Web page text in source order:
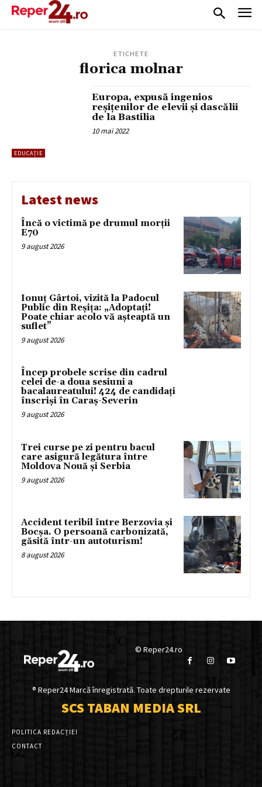
ETICHETE
florica molnar
EDUCAȚIE
Europa, expusă ingenios
reșițenilor de elevii și dascălii
de la Bastilia
10 mai 2022
Latest news
Încă o victimă pe drumul morții
E70
9 august 2026
Ionuț Gârtoi, vizită la Padocul
Public din Reșița: „Adoptați!
Poate chiar acolo vă așteaptă un
suflet”
9 august 2026
Încep probele scrise din cadrul
celei de-a doua sesiuni a
bacalaureatului! 424 de candidați
înscriși în Caraș-Severin
9 august 2026
Trei curse pe zi pentru bacul
care asigură legătura între
Moldova Nouă și Serbia
9 august 2026
Accident teribil între Berzovia și
Bocșa. O persoană carbonizată,
găsită într-un autoturism!
8 august 2026
© Reper24.ro
® Reper24 Marcă înregistrată. Toate drepturile rezervate
SCS TABAN MEDIA SRL
POLITICA REDACȚIEI
CONTACT